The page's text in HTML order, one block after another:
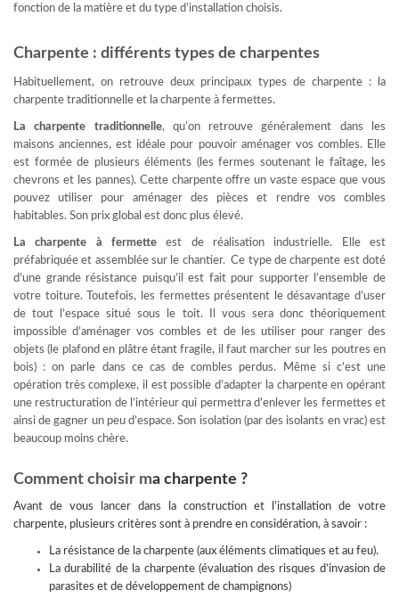
fonction de la matière et du type d’installation choisis.
Charpente : différents types de charpentes
Habituellement, on retrouve deux principaux types de charpente : la
charpente traditionnelle et la charpente à fermettes.
La charpente traditionnelle, qu’on retrouve généralement dans les
maisons anciennes, est idéale pour pouvoir aménager vos combles. Elle
est formée de plusieurs éléments (les fermes soutenant le faîtage, les
chevrons et les pannes). Cette charpente offre un vaste espace que vous
pouvez utiliser pour aménager des pièces et rendre vos combles
habitables. Son prix global est donc plus élevé.
La charpente à fermette est de réalisation industrielle. Elle est
préfabriquée et assemblée sur le chantier. Ce type de charpente est doté
d’une grande résistance puisqu’il est fait pour supporter l’ensemble de
votre toiture. Toutefois, les fermettes présentent le désavantage d’user
de tout l’espace situé sous le toit. Il vous sera donc théoriquement
impossible d’aménager vos combles et de les utiliser pour ranger des
objets (le plafond en plâtre étant fragile, il faut marcher sur les poutres en
bois) : on parle dans ce cas de combles perdus. Même si c’est une
opération très complexe, il est possible d’adapter la charpente en opérant
une restructuration de l’intérieur qui permettra d’enlever les fermettes et
ainsi de gagner un peu d’espace. Son isolation (par des isolants en vrac) est
beaucoup moins chère.
Comment choisir ma charpente ?
Avant de vous lancer dans la construction et l’installation de votre
charpente, plusieurs critères sont à prendre en considération, à savoir :
La résistance de la charpente (aux éléments climatiques et au feu).
La durabilité de la charpente (évaluation des risques d’invasion de
parasites et de développement de champignons)